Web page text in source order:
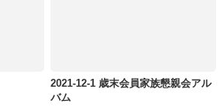
2021-12-1 歳末会員家族懇親会アル
バム